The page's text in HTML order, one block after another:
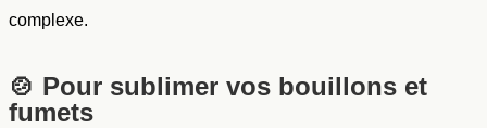
complexe.
🍲 Pour sublimer vos bouillons et
fumets